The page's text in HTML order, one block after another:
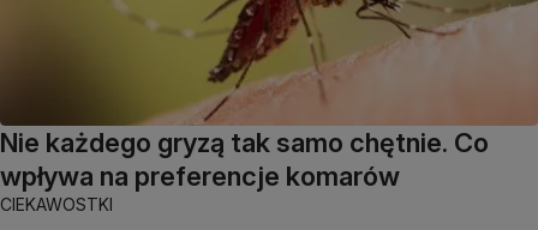
Nie każdego gryzą tak samo chętnie. Co
wpływa na preferencje komarów
CIEKAWOSTKI